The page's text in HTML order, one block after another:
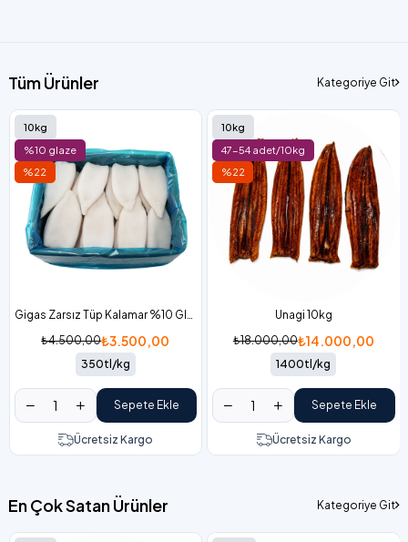
Tüm Ürünler
₺3.500,00
₺4.500,00
350tl/kg
10kg
%10 glaze
%22
Sepete Ekle
Ücretsiz Kargo
Unagi 10kg
₺14.000,00
₺18.000,00
1400tl/kg
10kg
47-54 adet/10kg
%22
Sepete Ekle
Ücretsiz Kargo
Kategoriye Git
En Çok Satan Ürünler Kategoriye Git